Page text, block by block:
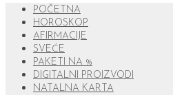
POČETNA
HOROSKOP
AFIRMACIJE
SVEĆE
PAKETI NA %
DIGITALNI PROIZVODI
NATALNA KARTA